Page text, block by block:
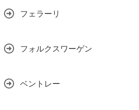
フェラーリ
フォルクスワーゲン
ベントレー